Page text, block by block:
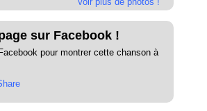
sur Facebook !
pour montrer cette chanson à